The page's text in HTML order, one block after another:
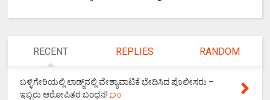
RECENT REPLIES RANDOM
ಬಳ್ಳಿಗೇರಿಯಲ್ಲಿ ಲಾಡ್ಜ್‌ನಲ್ಲಿ ವೇಶ್ಯಾವಾಟಿಕೆ ಭೇದಿಸಿದ ಪೊಲೀಸರು –
ಇಬ್ಬರು ಆರೋಪಿತರ ಬಂಧನ!
0